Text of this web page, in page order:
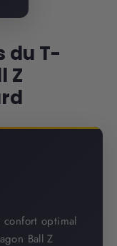
du T-
Z
optimal
Ball Z